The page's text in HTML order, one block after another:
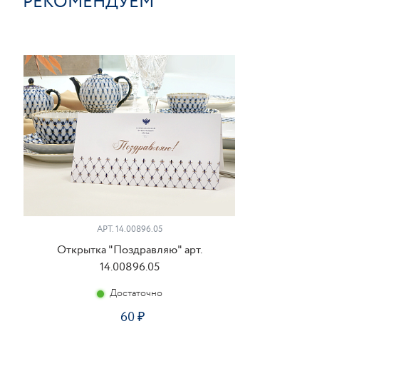
АРТ. 14.00896.05
Открытка "Поздравляю" арт.
14.00896.05
Достаточно
60